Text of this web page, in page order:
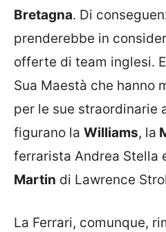
Bretagna. Di
prenderebbe in
offerte di team inglesi.
Sua Maestà che hanno
per le sue straordinarie
figurano la Williams, la
ferrarista Andrea Stella
Martin di Lawrence
La Ferrari, comunque,